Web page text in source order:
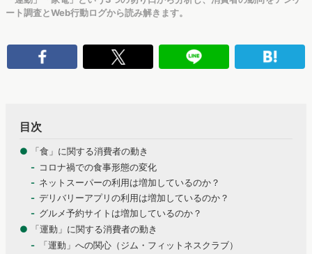
ート調査とWeb行動ログから読み解きます。
目次
● 「食」に関する消費者の動き
コロナ禍での食事形態の変化
ネットスーパーの利用は増加しているのか？
デリバリーアプリの利用は増加しているのか？
グルメ予約サイトは増加しているのか？
● 「運動」に関する消費者の動き
「運動」への関心（ジム・フィットネスクラブ）